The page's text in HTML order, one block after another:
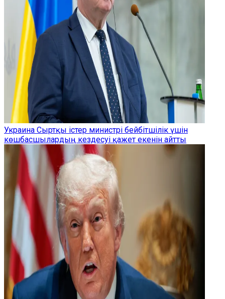
Украина Сыртқы істер министрі бейбітшілік үшін
көшбасшылардың кездесуі қажет екенін айтты